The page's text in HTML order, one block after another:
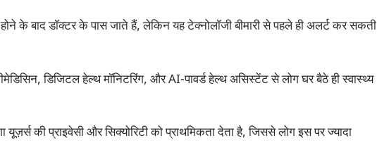
होने के बाद डॉक्टर के पास जाते हैं, लेकिन यह टेक्नोलॉजी बीमारी से पहले ही अलर्ट कर सकती
डिजिटल हेल्थ मॉनिटरिंग, और AI-पावर्ड हेल्थ असिस्टेंट से लोग घर बैठे ही स्वास्थ्य
की प्राइवेसी और सिक्योरिटी को प्राथमिकता देता है, जिससे लोग इस पर ज्यादा